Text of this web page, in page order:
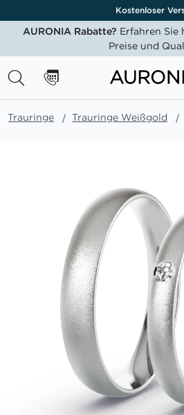
Kostenloser
AURONIA Rabatte? Erfahren Sie
Preise und
Trauringe Trauringe Weißgold